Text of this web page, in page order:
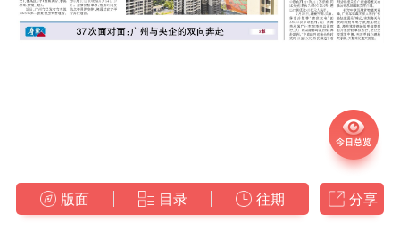
版面 目录 往期 分享